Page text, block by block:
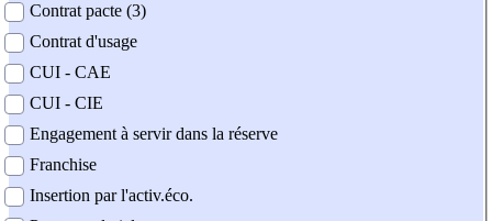
Contrat pacte (3)
Contrat d'usage
CUI - CAE
CUI - CIE
Engagement à servir dans la réserve
Franchise
Insertion par l'activ.éco.